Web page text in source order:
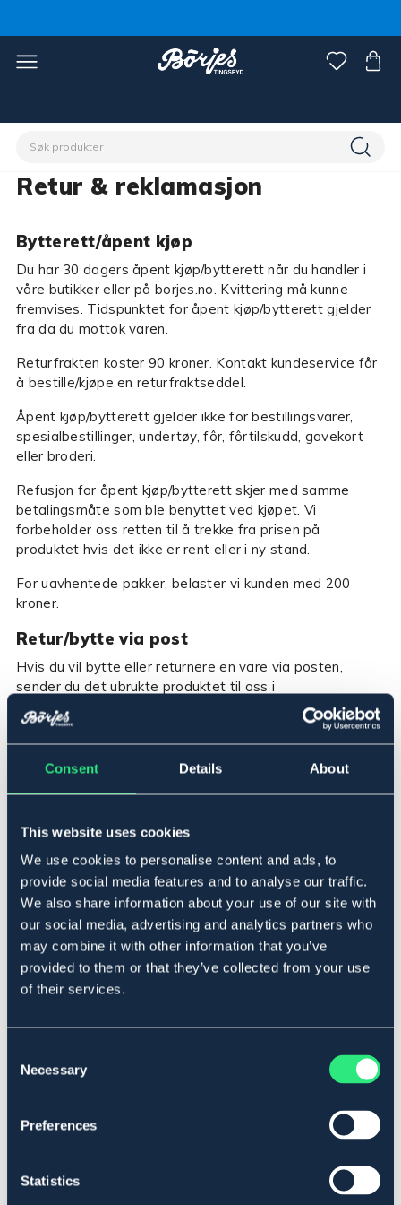
Consent Details About
This website uses cookies
We use cookies to personalise content and ads, to
provide social media features and to analyse our traffic.
We also share information about your use of our site with
our social media, advertising and analytics partners who
may combine it with other information that you’ve
provided to them or that they’ve collected from your use
of their services.
Selection
Necessary
Preferences
Statistics
Retur & reklamasjon
Bytterett/åpent kjøp
Du har 30 dagers åpent kjøp/bytterett når du handler i
våre butikker eller på borjes.no. Kvittering må kunne
fremvises. Tidspunktet for åpent kjøp/bytterett gjelder
fra da du mottok varen.
Returfrakten koster 90 kroner. Kontakt kundeservice får
å bestille/kjøpe en returfraktseddel.
Åpent kjøp/bytterett gjelder ikke for bestillingsvarer,
spesialbestillinger, undertøy, fôr, fôrtilskudd, gavekort
eller broderi.
Refusjon for åpent kjøp/bytterett skjer med samme
betalingsmåte som ble benyttet ved kjøpet. Vi
forbeholder oss retten til å trekke fra prisen på
produktet hvis det ikke er rent eller i ny stand.
For uavhentede pakker, belaster vi kunden med 200
kroner.
Retur/bytte via post
Hvis du vil bytte eller returnere en vare via posten,
sender du det ubrukte produktet til oss i
originalemballasjen samt ytre emballasje. Utfylt
returseddel skal alltid vedlegges. Du finner den på
baksiden av følgeseddelen. Ved retur/bytte er du som
kunde ansvarlig for returfrakten. Vi forbeholder oss
Retur/bytte i butikk
Ønsker du å foreta et bytte eller returnere et produkt i
en av våre butikker, er det gratis. Ikke glem å ta med
kvittering/følgeseddel når du ønsker å returnere eller
bytte i butikk.
Reklamasjon
Kontakt alltid kundeservice før du sender tilbake en
vasket og rengjort. Vi behandler ingen skitne
reklamasjon. Vær oppmerksom på at det ikke er tillatt å
teipe/lime etiketter rett på originalemballasjen. Dersom
vi aksepterer reklamasjonen, forbeholder vi oss retten til
å reparere produktet i første omgang, og dersom dette